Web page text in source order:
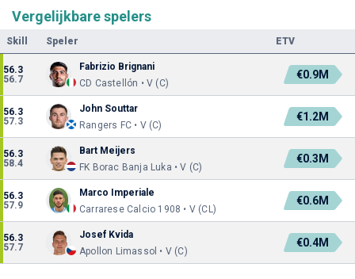
Vergelijkbare spelers
Skill Speler ETV
56.3
56.7
Fabrizio Brignani
CD Castellón • V (C)
€0.9M
56.3
57.3
John Souttar
Rangers FC • V (C)
€1.2M
56.3
58.4
Bart Meijers
FK Borac Banja Luka • V (C)
€0.3M
56.3
57.9
Marco Imperiale
Carrarese Calcio 1908 • V (CL)
€0.6M
56.3
57.7
Josef Kvida
Apollon Limassol • V (C)
€0.4M